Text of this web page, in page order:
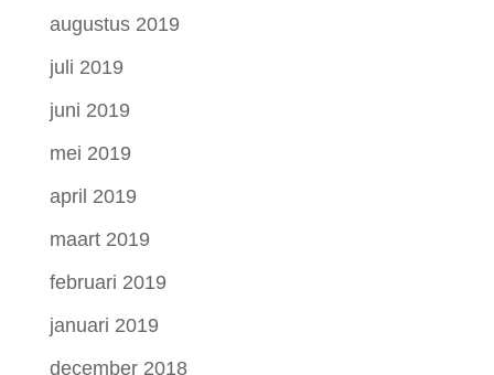
augustus 2019
juli 2019
juni 2019
mei 2019
april 2019
maart 2019
februari 2019
januari 2019
december 2018